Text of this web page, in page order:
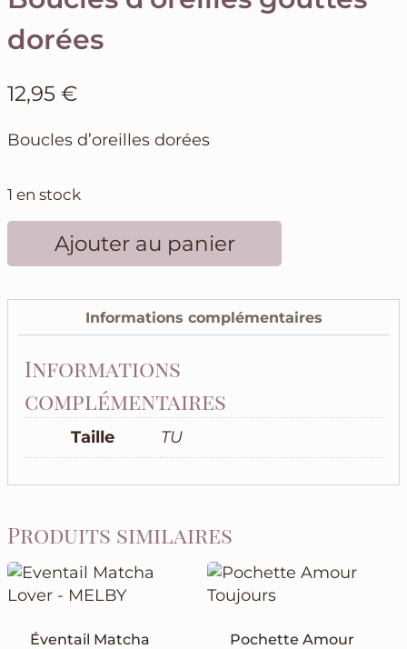
dorées
12,95 €
Boucles d’oreilles dorées
1 en stock
quantité
d'oreilles
Ajouter au panier
Informations complémentaires
Informations
complémentaires
Taille TU
Produits similaires
Éventail Matcha
Pochette Amour